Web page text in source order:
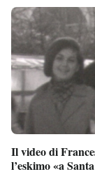
Il video di
l’eskimo «a